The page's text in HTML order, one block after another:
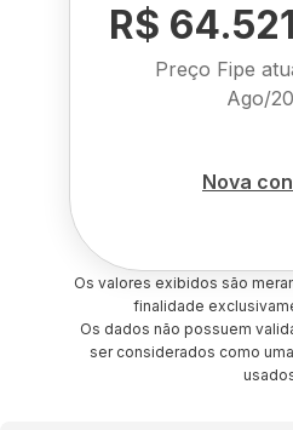
R$ 64.521
Preço Fipe
Ago/
Nova
Os valores exibidos são
finalidade
Os dados não possuem
ser considerados como